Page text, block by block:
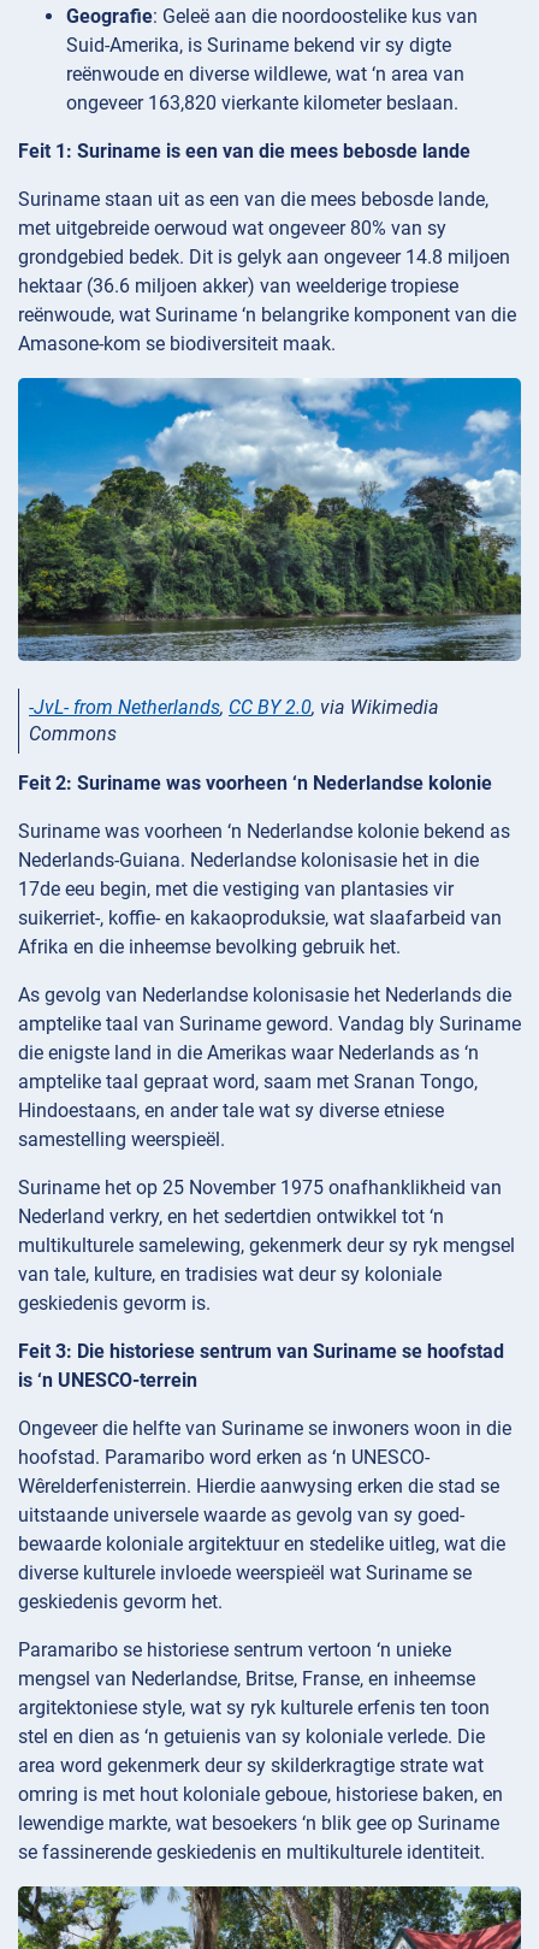
Geografie: Geleë aan die noordoostelike kus van
Suid-Amerika, is Suriname bekend vir sy digte
reënwoude en diverse wildlewe, wat ‘n area van
ongeveer 163,820 vierkante kilometer beslaan.
Feit 1: Suriname is een van die mees bebosde lande
Suriname staan uit as een van die mees bebosde lande,
met uitgebreide oerwoud wat ongeveer 80% van sy
grondgebied bedek. Dit is gelyk aan ongeveer 14.8 miljoen
hektaar (36.6 miljoen akker) van weelderige tropiese
reënwoude, wat Suriname ‘n belangrike komponent van die
Amasone-kom se biodiversiteit maak.
-JvL- from Netherlands, CC BY 2.0, via Wikimedia
Commons
Feit 2: Suriname was voorheen ‘n Nederlandse kolonie
Suriname was voorheen ‘n Nederlandse kolonie bekend as
Nederlands-Guiana. Nederlandse kolonisasie het in die
17de eeu begin, met die vestiging van plantasies vir
suikerriet-, koffie- en kakaoproduksie, wat slaafarbeid van
Afrika en die inheemse bevolking gebruik het.
As gevolg van Nederlandse kolonisasie het Nederlands die
amptelike taal van Suriname geword. Vandag bly Suriname
die enigste land in die Amerikas waar Nederlands as ‘n
amptelike taal gepraat word, saam met Sranan Tongo,
Hindoestaans, en ander tale wat sy diverse etniese
samestelling weerspieël.
Suriname het op 25 November 1975 onafhanklikheid van
Nederland verkry, en het sedertdien ontwikkel tot ‘n
multikulturele samelewing, gekenmerk deur sy ryk mengsel
van tale, kulture, en tradisies wat deur sy koloniale
geskiedenis gevorm is.
Feit 3: Die historiese sentrum van Suriname se hoofstad
is ‘n UNESCO-terrein
Ongeveer die helfte van Suriname se inwoners woon in die
hoofstad. Paramaribo word erken as ‘n UNESCO-
Wêrelderfenisterrein. Hierdie aanwysing erken die stad se
uitstaande universele waarde as gevolg van sy goed-
bewaarde koloniale argitektuur en stedelike uitleg, wat die
diverse kulturele invloede weerspieël wat Suriname se
geskiedenis gevorm het.
Paramaribo se historiese sentrum vertoon ‘n unieke
mengsel van Nederlandse, Britse, Franse, en inheemse
argitektoniese style, wat sy ryk kulturele erfenis ten toon
stel en dien as ‘n getuienis van sy koloniale verlede. Die
area word gekenmerk deur sy skilderkragtige strate wat
omring is met hout koloniale geboue, historiese baken, en
lewendige markte, wat besoekers ‘n blik gee op Suriname
se fassinerende geskiedenis en multikulturele identiteit.